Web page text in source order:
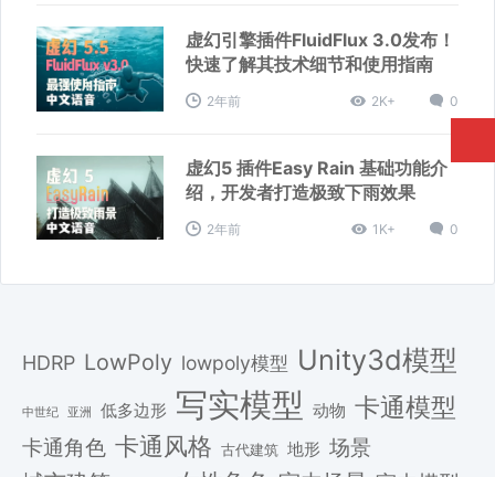
虚幻引擎插件FluidFlux 3.0发布！
快速了解其技术细节和使用指南
2年前 2K+ 0
虚幻5 插件Easy Rain 基础功能介
绍，开发者打造极致下雨效果
2年前 1K+ 0
HDRP LowPoly lowpoly模型 Unity3d模型
中世纪 亚洲 低多边形 写实模型 动物 卡通模型
卡通角色 卡通风格 古代建筑 地形 场景